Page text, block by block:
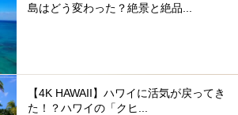
島はどう変わった？絶景と絶品...
【4K HAWAII】ハワイに活気が戻ってき
た！？ハワイの「クヒ...